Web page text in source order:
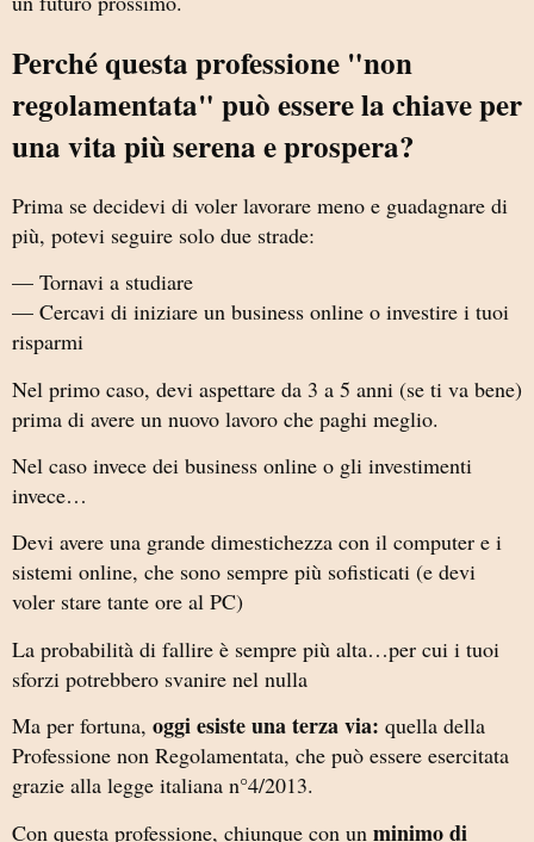
Perché questa professione "non
regolamentata" può essere la chiave per
una vita più serena e prospera?
Prima se decidevi di voler lavorare meno e guadagnare di
più, potevi seguire solo due strade:
— Tornavi a studiare
— Cercavi di iniziare un business online o investire i tuoi
risparmi
Nel primo caso, devi aspettare da 3 a 5 anni (se ti va bene)
prima di avere un nuovo lavoro che paghi meglio.
Nel caso invece dei business online o gli investimenti
invece…
Devi avere una grande dimestichezza con il computer e i
sistemi online, che sono sempre più sofisticati (e devi
voler stare tante ore al PC)
La probabilità di fallire è sempre più alta…per cui i tuoi
sforzi potrebbero svanire nel nulla
Ma per fortuna, oggi esiste una terza via: quella della
Professione non Regolamentata, che può essere esercitata
grazie alla legge italiana n°4/2013.
Con questa professione, chiunque con un minimo di